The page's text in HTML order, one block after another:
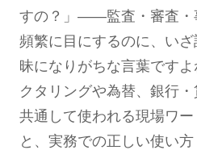
すの？」——監査・審査・
頻繁に目にするのに、い
昧になりがちな言葉です
クタリングや為替、銀行
共通して使われる現場ワ
と、実務での正しい使い